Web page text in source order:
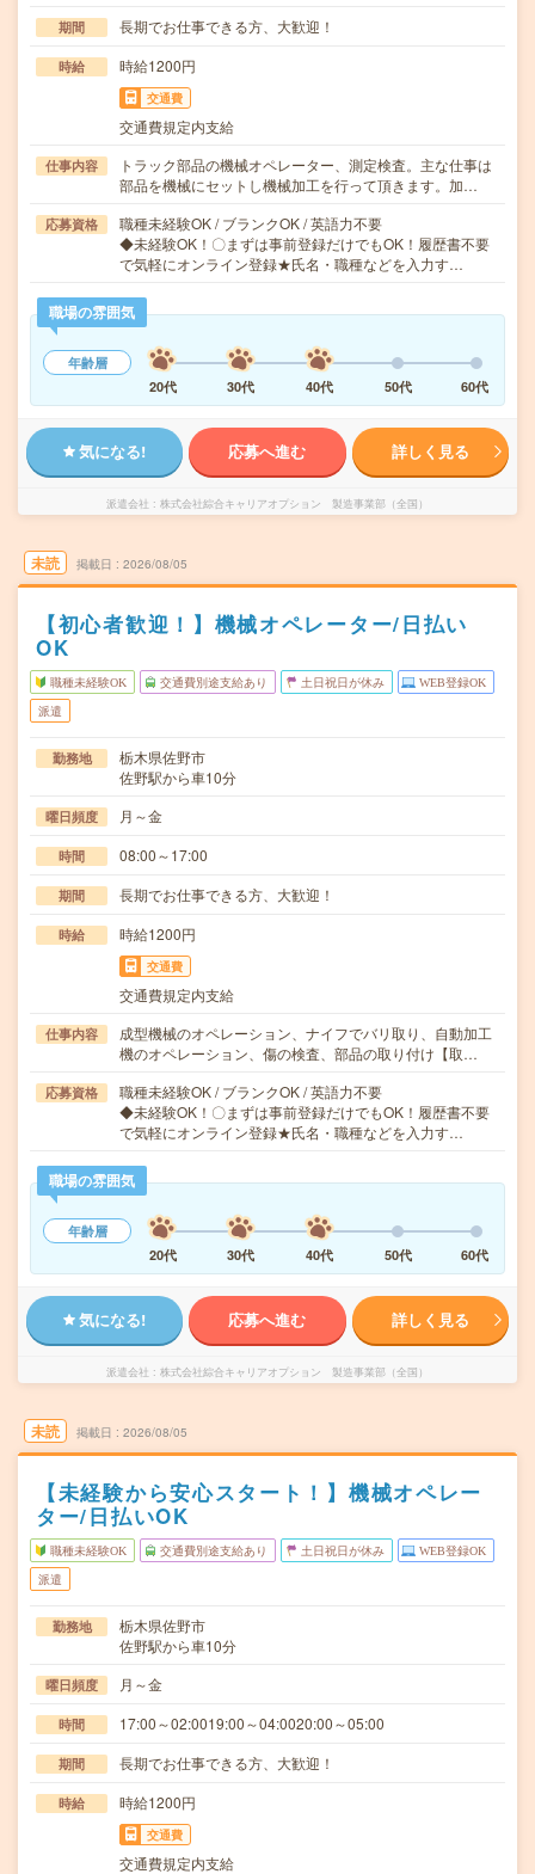
期間 長期でお仕事できる方、大歓迎！
時給 時給1200円
交通費
交通費規定内支給
仕事内容
トラック部品の機械オペレーター、測定検査。主な仕事は
部品を機械にセットし機械加工を行って頂きます。加…
応募資格
職種未経験OK / ブランクOK / 英語力不要
◆未経験OK！〇まずは事前登録だけでもOK！履歴書不要
で気軽にオンライン登録★氏名・職種などを入力す…
職場の雰囲気
年齢層
20代
30代 40代 50代 60代
気になる! 応募へ進む 詳しく見る
派遣会社 株式会社綜合キャリアオプション 製造事業部（全国）
未読 掲載日 2026/08/05
【初心者歓迎！】機械オペレーター/日払い
OK
職種未経験OK 交通費別途支給あり 土日祝日が休み WEB登録OK
派遣
勤務地
栃木県佐野市
佐野駅から車10分
曜日頻度 月～金
時間 08:00～17:00
期間 長期でお仕事できる方、大歓迎！
時給 時給1200円
交通費
交通費規定内支給
仕事内容
成型機械のオペレーション、ナイフでバリ取り、自動加工
機のオペレーション、傷の検査、部品の取り付け【取…
応募資格
職種未経験OK / ブランクOK / 英語力不要
◆未経験OK！〇まずは事前登録だけでもOK！履歴書不要
で気軽にオンライン登録★氏名・職種などを入力す…
職場の雰囲気
年齢層
20代
30代 40代 50代 60代
気になる! 応募へ進む 詳しく見る
派遣会社 株式会社綜合キャリアオプション 製造事業部（全国）
未読 掲載日 2026/08/05
【未経験から安心スタート！】機械オペレー
ター/日払いOK
職種未経験OK 交通費別途支給あり 土日祝日が休み WEB登録OK
派遣
勤務地
栃木県佐野市
佐野駅から車10分
曜日頻度 月～金
時間 17:00～02:0019:00～04:0020:00～05:00
期間 長期でお仕事できる方、大歓迎！
時給 時給1200円
交通費
交通費規定内支給